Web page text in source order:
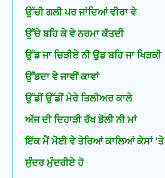
ਉੱਚੀ ਗਲੀ ਪਰ ਜਾਂਦਿਆਂ ਵੀਰਾ ਵੇ
ਉੱਚੇ ਬਹਿ ਕੇ ਵੇ ਨਰਮਾ ਕੱਤਦੀ
ਉੱਡ ਜਾ ਚਿੜੀਏ ਨੀ ਉਡ ਬਹਿ ਜਾ ਖਿੜਕੀ
ਉੱਡਦਾ ਵੇ ਜਾਵੀਂ ਕਾਵਾਂ
ਉੱਡੀਂ ਉੱਡੀਂ ਮੇਰੇ ਤਿਲੀਅਰ ਕਾਲੇ
ਅੱਜ ਦੀ ਦਿਹਾੜੀ ਰੱਖ ਡੋਲੀ ਨੀ ਮਾਂ
ਇੱਕ ਮੈਂ ਮੋਈ ਵੇ ਤੇਰਿਆਂ ਕਾਲਿਆਂ ਕੇਸਾਂ 'ਤੇ
ਸੁੰਦਰ ਮੁੰਦਰੀਏ ਹੋ